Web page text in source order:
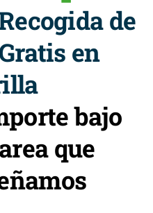
de
en
bajo
que